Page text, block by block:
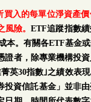
入的每單位淨資產
風險。ETF追蹤指數績
本。有關各ETF基金
者，除專業機構投
英30指數｣之績效表
資信託基金」並非